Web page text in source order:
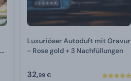
Luxuriöser Autoduft mit Gravur
- Rose gold + 3 Nachfüllungen
32,99 €